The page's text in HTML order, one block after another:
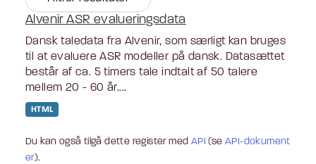
Alvenir ASR evalueringsdata
Dansk taledata fra Alvenir, som særligt kan bruges
til at evaluere ASR modeller på dansk. Datasættet
består af ca. 5 timers tale indtalt af 50 talere
mellem 20 - 60 år....
HTML
Du kan også tilgå dette register med API (seAPI-dokument
er).